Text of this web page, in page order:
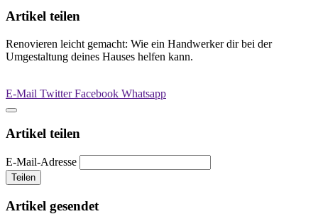
Artikel teilen
Renovieren leicht gemacht: Wie ein Handwerker dir bei der
Umgestaltung deines Hauses helfen kann.
E-Mail TwitterFacebook Whatsapp
Artikel teilen
E-Mail-Adresse
Teilen
Artikel gesendet